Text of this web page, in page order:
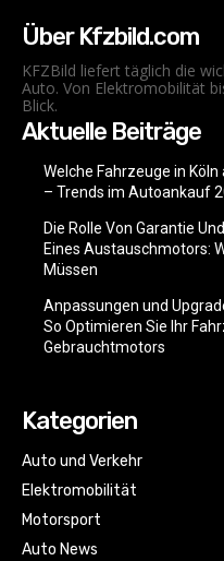
Über Kfzbild.com
KFZBild liefert täglich die
Auto. Von Elektromobilität
Blick.
Aktuelle Beiträge
Welche Fahrzeuge in
– Trends im Autoankauf
Die Rolle Von Garantie
Eines Austauschmotors:
Müssen
Anpassungen und
So Optimieren Sie Ihr
Gebrauchtmotors
Kategorien
Auto und Verkehr
Elektromobilität
Motorsport
Auto News